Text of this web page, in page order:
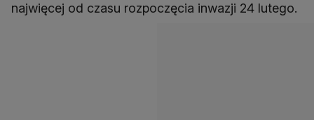
najwięcej od czasu rozpoczęcia inwazji 24 lutego.